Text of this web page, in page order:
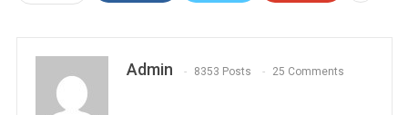
Admin 8353 Posts 25 Comments